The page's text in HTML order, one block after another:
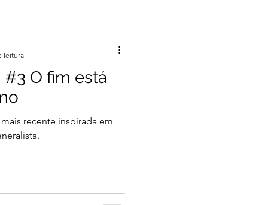
O fim está
recente inspirada em
leitura